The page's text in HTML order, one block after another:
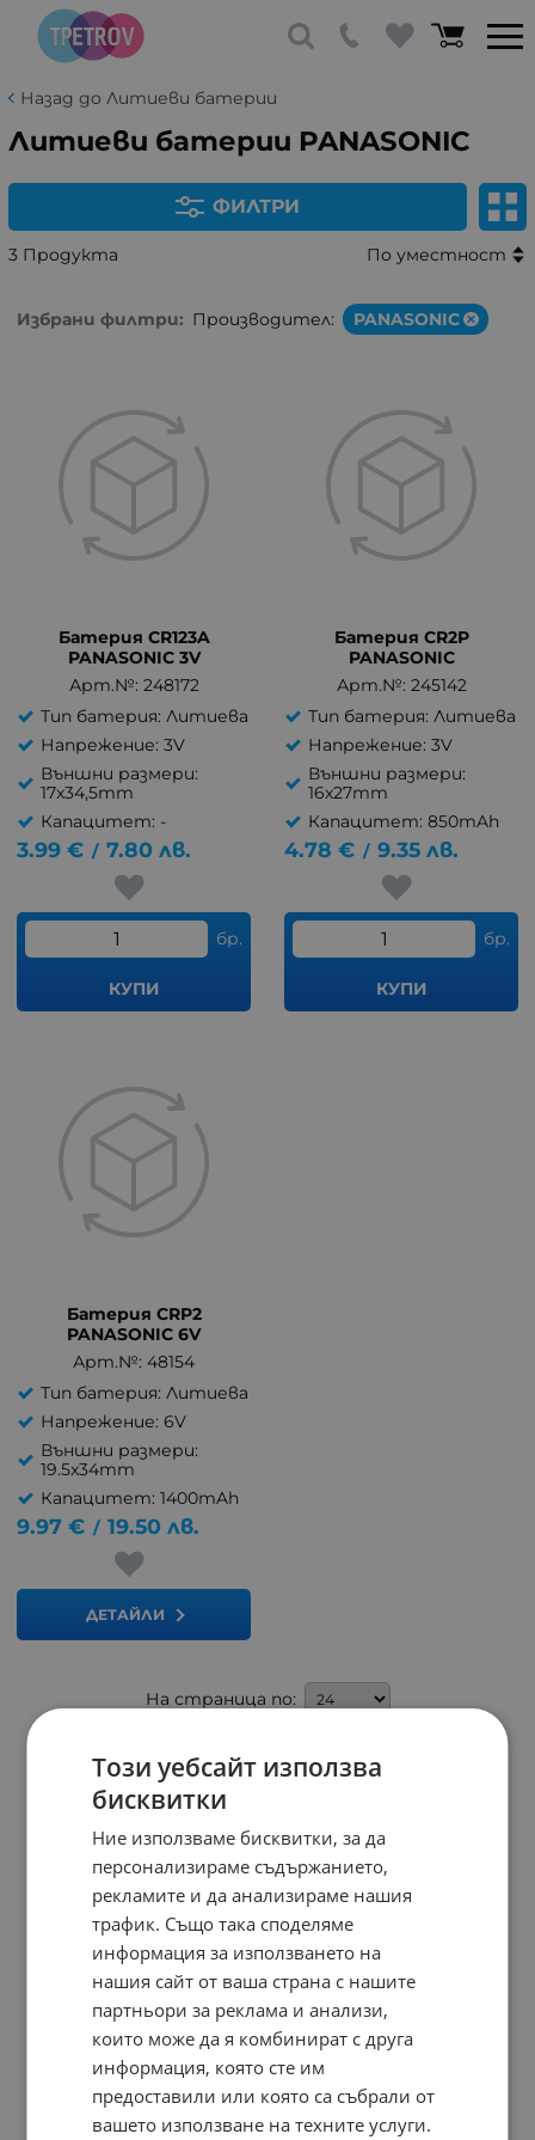
Назад до Литиеви батерии
Литиеви батерии PANASONIC
ФИЛТРИ
3 Продукта По уместност
Избрани филтри: Производител: PANASONIC
Батерия CR123A
PANASONIC 3V
Арт.№: 248172
Тип батерия: Литиева
Напрежение: 3V
Външни размери:
17x34,5mm
Капацитет: -
3.99 € / 7.80 лв.
бр.
КУПИ
Батерия CR2P
PANASONIC
Арт.№: 245142
Тип батерия: Литиева
Напрежение: 3V
Външни размери:
16x27mm
Капацитет: 850mAh
4.78 € / 9.35 лв.
бр.
КУПИ
Батерия CRP2
PANASONIC 6V
Арт.№: 48154
Тип батерия: Литиева
Напрежение: 6V
Външни размери:
19.5x34mm
Капацитет: 1400mAh
9.97 € / 19.50 лв.
ДЕТАЙЛИ
На страница по:
Този уебсайт използва
бисквитки
Ние използваме бисквитки, за да
персонализираме съдържанието,
рекламите и да анализираме нашия
трафик. Също така споделяме
информация за използването на
нашия сайт от ваша страна с нашите
партньори за реклама и анализи,
които може да я комбинират с друга
информация, която сте им
предоставили или която са събрали от
вашето използване на техните услуги.